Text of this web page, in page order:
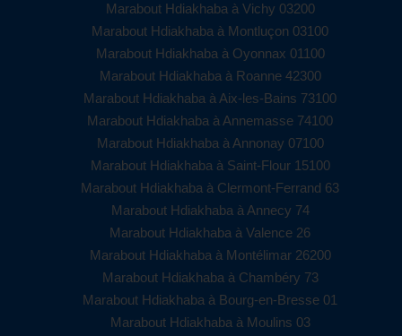
Marabout Hdiakhaba à Vichy 03200
Marabout Hdiakhaba à Montluçon 03100
Marabout Hdiakhaba à Oyonnax 01100
Marabout Hdiakhaba à Roanne 42300
Marabout Hdiakhaba à Aix-les-Bains 73100
Marabout Hdiakhaba à Annemasse 74100
Marabout Hdiakhaba à Annonay 07100
Marabout Hdiakhaba à Saint-Flour 15100
Marabout Hdiakhaba à Clermont-Ferrand 63
Marabout Hdiakhaba à Annecy 74
Marabout Hdiakhaba à Valence 26
Marabout Hdiakhaba à Montélimar 26200
Marabout Hdiakhaba à Chambéry 73
Marabout Hdiakhaba à Bourg-en-Bresse 01
Marabout Hdiakhaba à Moulins 03